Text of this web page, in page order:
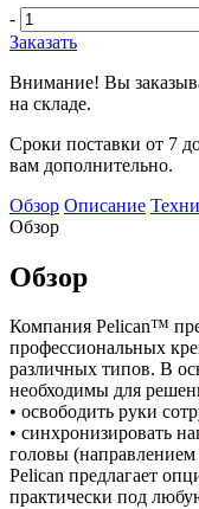
-
Заказать
Внимание! Вы
на складе.
Сроки поставки от 7
вам дополнительно.
Обзор Описание
Обзор
Обзор
Компания Pelican™
профессиональных
различных типов. В
необходимы для
• освободить руки
• синхронизировать
головы (направлением
Pelican предлагает
практически под